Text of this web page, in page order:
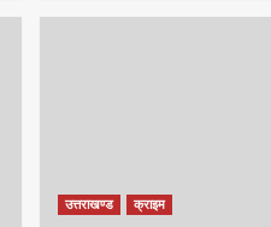
उत्तराखण्ड क्राइम